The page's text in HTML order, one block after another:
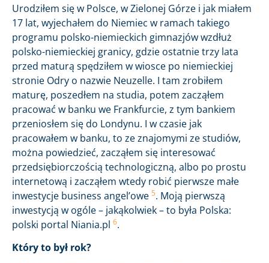
Urodziłem się w Polsce, w Zielonej Górze i jak miałem
17 lat, wyjechałem do Niemiec w ramach takiego
programu polsko-niemieckich gimnazjów wzdłuż
polsko-niemieckiej granicy, gdzie ostatnie trzy lata
przed maturą spędziłem w wiosce po niemieckiej
stronie Odry o nazwie Neuzelle. I tam zrobiłem
maturę, poszedłem na studia, potem zacząłem
pracować w banku we Frankfurcie, z tym bankiem
przeniosłem się do Londynu. I w czasie jak
pracowałem w banku, to ze znajomymi ze studiów,
można powiedzieć, zacząłem się interesować
przedsiębiorczością technologiczną, albo po prostu
internetową i zacząłem wtedy robić pierwsze małe
inwestycje business angel’owe 5. Moją pierwszą
inwestycją w ogóle – jakąkolwiek – to była Polska:
polski portal Niania.pl 6.
Który to był rok?